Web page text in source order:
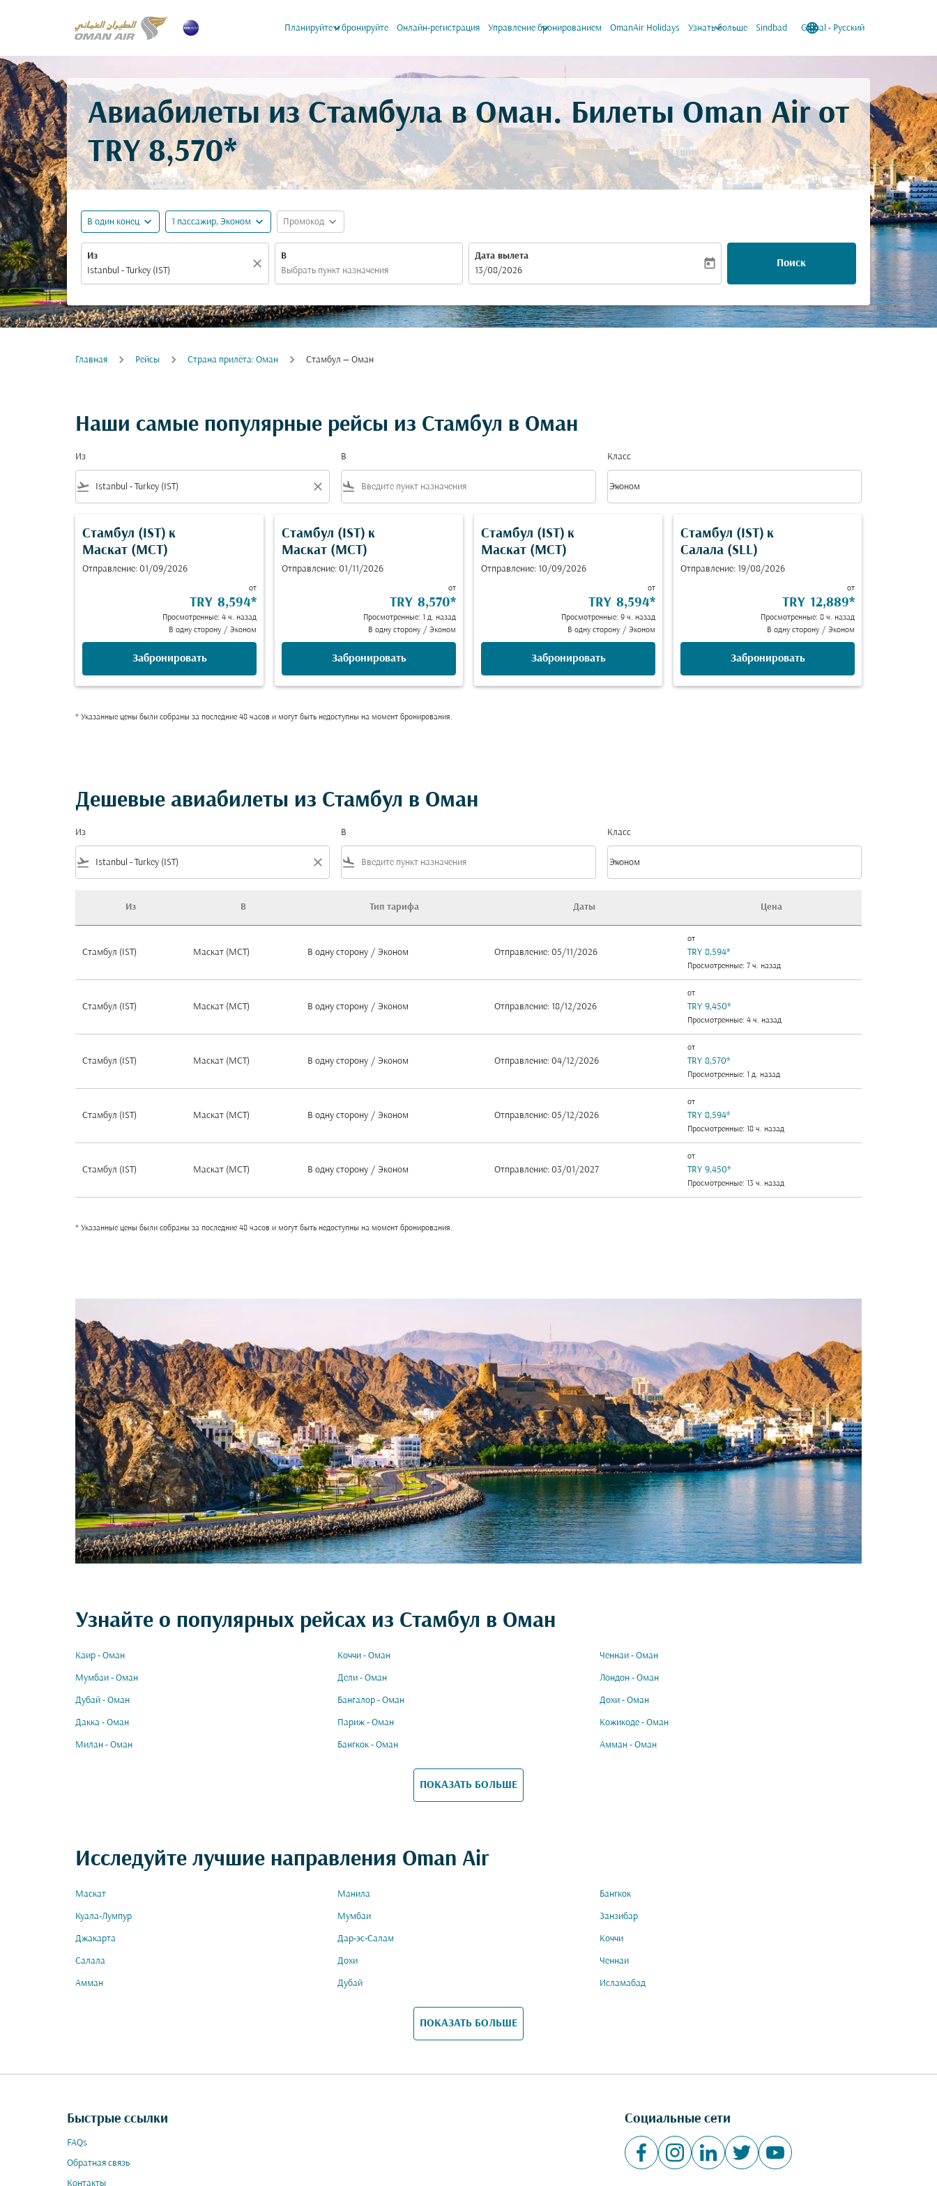
Планируйте и бронируйте
keyboard_arrow_down Онлайн-регистрация Управление бронированием
keyboard_arrow_down OmanAir Holidays Узнать больше
keyboard_arrow_down Sindbad language
Global - Русский
keyboard_arrow_down
Авиабилеты из Стамбула в Оман. Билеты Oman Air от
TRY 8,570*
В один конец expand_more 1 пассажир, Эконом expand_more Промокод expand_more
Из
close
В
Дата вылета
fc-booking-departure-date-aria-label
13/08/2026
today Поиск
Главная Рейсы Cтрана прилёта: Оман Стамбул — Оман
Наши самые популярные рейсы из Стамбул в Оман
Из
flight_takeoff close
В
flight_land
Класс
Класс option Эконом Selected
Эконом
keyboard_arrow_down
Стамбул (IST) к
Маскат (MCT)
Отправление: 01/09/2026
от
TRY 8,594*
Просмотренные: 4 ч. назад
В одну сторону / Эконом
Забронировать
Стамбул (IST) к
Маскат (MCT)
Отправление: 01/11/2026
от
TRY 8,570*
Просмотренные: 1 д. назад
В одну сторону / Эконом
Забронировать
Стамбул (IST) к
Маскат (MCT)
Отправление: 10/09/2026
от
TRY 8,594*
Просмотренные: 9 ч. назад
В одну сторону / Эконом
Забронировать
Стамбул (IST) к
Салала (SLL)
Отправление: 19/08/2026
от
TRY 12,889*
Просмотренные: 8 ч. назад
В одну сторону / Эконом
Забронировать
* Указанные цены были собраны за последние 48 часов и могут быть недоступны на момент бронирования.
Дешевые авиабилеты из Стамбул в Оман
Из
flight_takeoff close
В
flight_land
Класс
Класс option Эконом Selected
Эконом
keyboard_arrow_down
Из В Тип тарифа Даты Цена
Стамбул (IST) Маскат (MCT) В одну сторону / Эконом Отправление: 05/11/2026
от
TRY 8,594*
Просмотренные: 7 ч. назад
Стамбул (IST) Маскат (MCT) В одну сторону / Эконом Отправление: 18/12/2026
от
TRY 9,450*
Просмотренные: 4 ч. назад
Стамбул (IST) Маскат (MCT) В одну сторону / Эконом Отправление: 04/12/2026
от
TRY 8,570*
Просмотренные: 1 д. назад
Стамбул (IST) Маскат (MCT) В одну сторону / Эконом Отправление: 05/12/2026
от
TRY 8,594*
Просмотренные: 18 ч. назад
Стамбул (IST) Маскат (MCT) В одну сторону / Эконом Отправление: 03/01/2027
от
TRY 9,450*
Просмотренные: 13 ч. назад
* Указанные цены были собраны за последние 48 часов и могут быть недоступны на момент бронирования.
Узнайте о популярных рейсах из Стамбул в Оман
Каир - Оман Коччи - Оман Ченнаи - Оман
Мумбаи - Оман Дели - Оман Лондон - Оман
Дубай - Оман Бангалор - Оман Дохи - Оман
Дакка - Оман Париж - Оман Кожикоде - Оман
Милан - Оман Бангкок - Оман Амман - Оман
ПОКАЗАТЬ БОЛЬШЕ
Исследуйте лучшие направления Oman Air
Маскат Манила Бангкок
Куала-Лумпур Мумбаи Занзибар
Джакарта Дар-эс-Салам Коччи
Салала Дохи Ченнаи
Амман Дубай Исламабад
ПОКАЗАТЬ БОЛЬШЕ
Быстрые ссылки
FAQs
Обратная связь
Контакты
Социальные сети